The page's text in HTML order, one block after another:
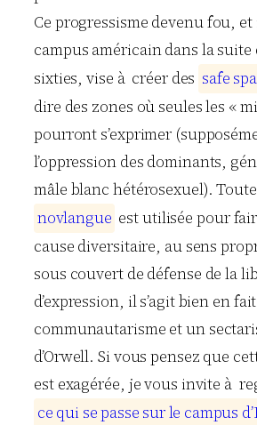
Ce progressisme devenu fou, et
campus américain dans la suite
sixties, vise à créer des safe spa
dire des zones où seules les «
pourront s’exprimer
l’oppression des dominants,
mâle blanc hétérosexuel).
novlangue est utilisée pour
cause diversitaire, au sens
sous couvert de défense de la
d’expression, il s’agit bien en
communautarisme et un
d’Orwell. Si vous pensez que
est exagérée, je vous invite à
ce qui sepasse surle campus d’